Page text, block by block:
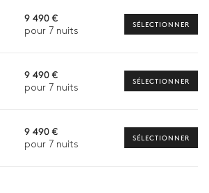
Pergola
Notre conciergerie vous guidera
pour votre séjour.
9 490 €
pour 7 nuits
SÉLECTIONNER
9 490 €
pour 7 nuits
SÉLECTIONNER
9 490 €
pour 7 nuits
SÉLECTIONNER